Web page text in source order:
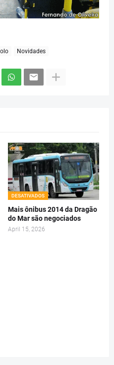
Novidades
DESATIVADOS
Mais ônibus 2014 da Dragão
do Mar são negociados
April 15, 2026